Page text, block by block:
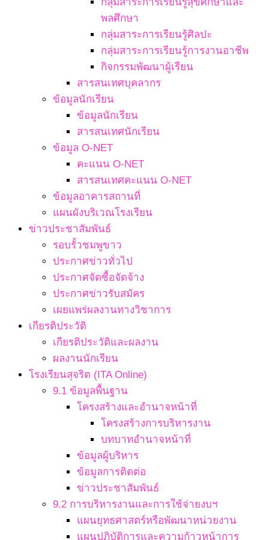
พลศึกษา
กลุ่มสาระการเรียนรู้ศิลปะ
กลุ่มสาระการเรียนรู้การงานอาชีพ
กิจกรรมพัฒนาผู้เรียน
สารสนเทศบุคลากร
ข้อมูลนักเรียน
ข้อมูลนักเรียน
สารสนเทศนักเรียน
ข้อมูล O-NET
คะแนน O-NET
สารสนเทศคะแนน O-NET
ข้อมูลอาคารสถานที่
แผนผังบริเวณโรงเรียน
ข่าวประชาสัมพันธ์
รอบรั้วชมพูขาว
ประกาศข่าวทั่วไป
ประกาศจัดซื้อจัดจ้าง
ประกาศข่าวรับสมัคร
เผยแพร่ผลงานทางวิชาการ
เกียรติประวัติ
เกียรติประวัติและผลงาน
ผลงานนักเรียน
โรงเรียนสุจริต (ITA Online)
9.1 ข้อมูลพื้นฐาน
โครงสร้างและอำนาจหน้าที่
โครงสร้างการบริหารงาน
บทบาทอำนาจหน้าที่
ข้อมูลผู้บริหาร
ข้อมูลการติดต่อ
ข่าวประชาสัมพันธ์
9.2 การบริหารงานและการใช้จ่ายงบฯ
แผนยุทธศาสตร์หรือพัฒนาหน่วยงาน
แผนปฏิบัติการและความก้าวหน้าการ